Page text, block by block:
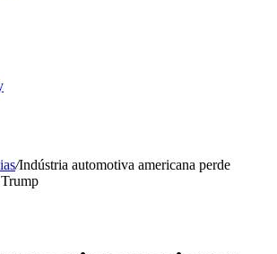
/Indústria automotiva americana perde